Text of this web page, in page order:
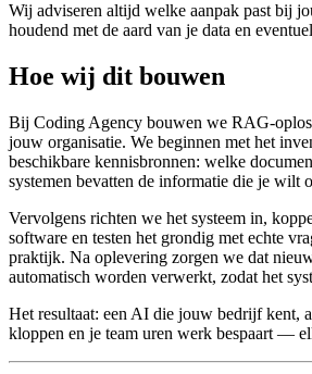
Wij adviseren altijd welke aanpak past bij
houdend met de aard van je data en
Hoe wij dit bouwen
Bij Coding Agency bouwen we RAG-
jouw organisatie. We beginnen met het
beschikbare kennisbronnen: welke
systemen bevatten de informatie die je wilt
Vervolgens richten we het systeem in,
software en testen het grondig met echte
praktijk. Na oplevering zorgen we dat
automatisch worden verwerkt, zodat het
Het resultaat: een AI die jouw bedrijf kent,
kloppen en je team uren werk bespaart —